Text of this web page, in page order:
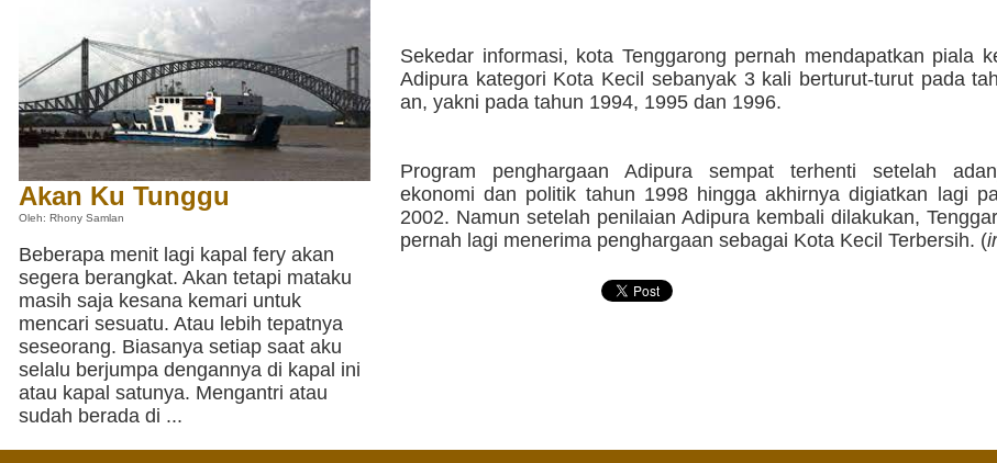
Akan Ku Tunggu
Oleh: Rhony Samlan
Beberapa menit lagi kapal fery akan
segera berangkat. Akan tetapi mataku
masih saja kesana kemari untuk
mencari sesuatu. Atau lebih tepatnya
seseorang. Biasanya setiap saat aku
selalu berjumpa dengannya di kapal ini
atau kapal satunya. Mengantri atau
sudah berada di ...
Sekedar informasi, kota Tenggarong pernah mendapatkan piala
Adipura kategori Kota Kecil sebanyak 3 kali berturut-turut pada
an, yakni pada tahun 1994, 1995 dan 1996.
Program penghargaan Adipura sempat terhenti setelah
ekonomi dan politik tahun 1998 hingga akhirnya digiatkan lagi
2002. Namun setelah penilaian Adipura kembali dilakukan,
pernah lagi menerima penghargaan sebagai Kota Kecil Terbersih. (